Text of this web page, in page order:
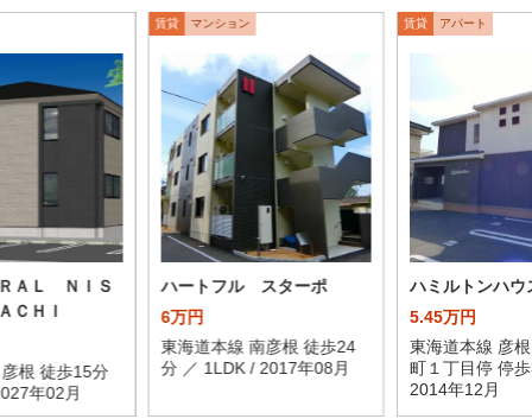
ＡＬ ＮＩＳ
ＣＨＩ
根 徒歩15分
年02月
賃貸 マンション
ハートフル スターポ
6万円
東海道本線 南彦根 徒歩24
分 ／ 1LDK / 2017年08月
賃貸 アパート
ハミルトンハウ
5.45万円
東海道本線 彦
町１丁目停 停
2014年12月